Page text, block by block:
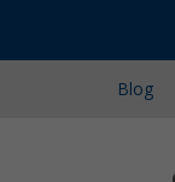
Blog